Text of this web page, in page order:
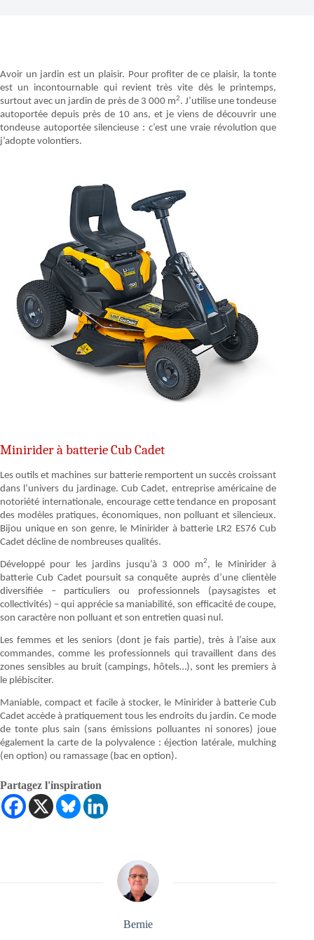
Avoir un jardin est un plaisir. Pour profiter de ce plaisir, la tonte
est un incontournable qui revient très vite dès le printemps,
surtout avec un jardin de près de 3 000 m2. J’utilise une tondeuse
autoportée depuis près de 10 ans, et je viens de découvrir une
tondeuse autoportée silencieuse : c’est une vraie révolution que
j’adopte volontiers.
Minirider à batterie Cub Cadet
Les outils et machines sur batterie remportent un succès croissant
dans l’univers du jardinage. Cub Cadet, entreprise américaine de
notoriété internationale, encourage cette tendance en proposant
des modèles pratiques, économiques, non polluant et silencieux.
Bijou unique en son genre, le Minirider à batterie LR2 ES76 Cub
Cadet décline de nombreuses qualités.
Développé pour les jardins jusqu’à 3 000 m2, le Minirider à
batterie Cub Cadet poursuit sa conquête auprès d’une clientèle
diversifiée – particuliers ou professionnels (paysagistes et
collectivités) – qui apprécie sa maniabilité, son efficacité de coupe,
son caractère non polluant et son entretien quasi nul.
Les femmes et les seniors (dont je fais partie), très à l’aise aux
commandes, comme les professionnels qui travaillent dans des
zones sensibles au bruit (campings, hôtels…), sont les premiers à
le plébisciter.
Maniable, compact et facile à stocker, le Minirider à batterie Cub
Cadet accède à pratiquement tous les endroits du jardin. Ce mode
de tonte plus sain (sans émissions polluantes ni sonores) joue
également la carte de la polyvalence : éjection latérale, mulching
(en option) ou ramassage (bac en option).
Partagez l'inspiration
Bernie